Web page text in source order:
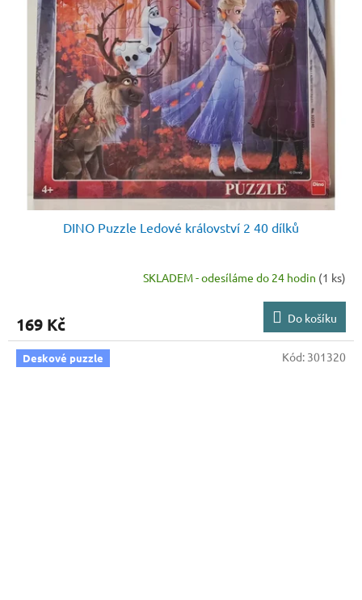
DINO Puzzle Ledové království 2 40 dílků
SKLADEM - odesíláme do 24 hodin (1 ks)
169 Kč Do košíku
Deskové puzzle Kód: 301320